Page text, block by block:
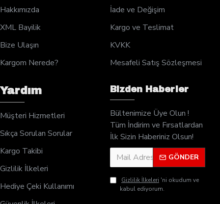
Hakkımızda
XML Bayilik
Bize Ulaşın
Kargom Nerede?
İade ve Değişim
Kargo ve Teslimat
KVKK
Mesafeli Satış Sözleşmesi
Yardım
Müşteri Hizmetleri
Sıkça Sorulan Sorular
Kargo Takibi
Gizlilik İlkeleri
Hediye Çeki Kullanımı
Bizden Haberler
Bültenimize Üye Olun !
Tüm İndirim ve Fırsatlardan
İlk Sizin Haberiniz Olsun!
GÖNDER
Gizlilik İlkeleri 'ni okudum ve
kabul ediyorum.